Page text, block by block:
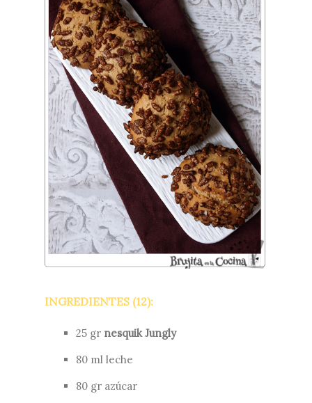
INGREDIENTES (12):
25 gr nesquik Jungly
80 ml leche
80 gr azúcar